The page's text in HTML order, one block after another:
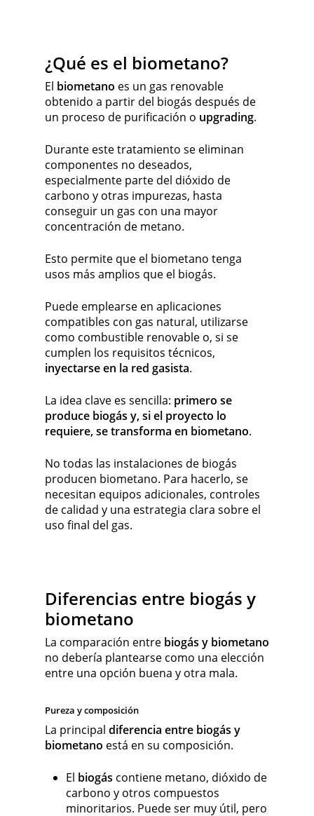
¿Qué es el biometano?
El biometano es un gas renovable
obtenido a partir del biogás después de
un proceso de purificación o upgrading.
Durante este tratamiento se eliminan
componentes no deseados,
especialmente parte del dióxido de
carbono y otras impurezas, hasta
conseguir un gas con una mayor
concentración de metano.
Esto permite que el biometano tenga
usos más amplios que el biogás.
Puede emplearse en aplicaciones
compatibles con gas natural, utilizarse
como combustible renovable o, si se
cumplen los requisitos técnicos,
inyectarse en la red gasista.
La idea clave es sencilla: primero se
produce biogás y, si el proyecto lo
requiere, se transforma en biometano.
No todas las instalaciones de biogás
producen biometano. Para hacerlo, se
necesitan equipos adicionales, controles
de calidad y una estrategia clara sobre el
uso final del gas.
Diferencias entre biogás y
biometano
La comparación entre biogás y biometano
no debería plantearse como una elección
entre una opción buena y otra mala.
Pureza y composición
La principal diferencia entre biogás y
biometano está en su composición.
El biogás contiene metano, dióxido de
carbono y otros compuestos
minoritarios. Puede ser muy útil, pero